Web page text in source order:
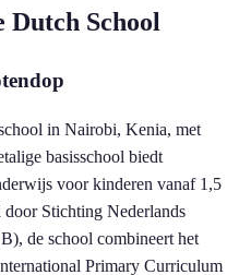
Dutch School
in Nairobi, Kenia, met
basisschool biedt
voor kinderen vanaf 1,5
Stichting Nederlands
de school combineert het
Primary Curriculum